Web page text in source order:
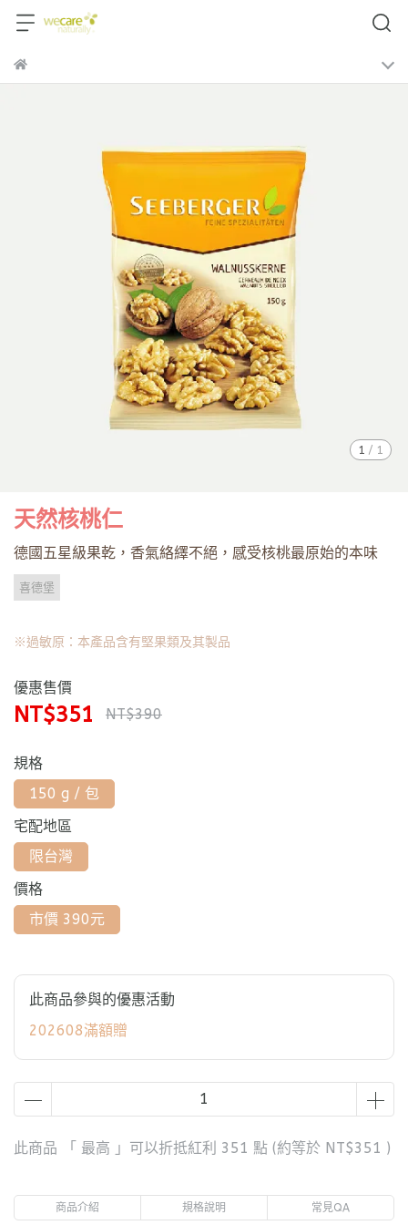
1 / 1
天然核桃仁
德國五星級果乾，香氣絡繹不絕，感受核桃最原始的本味
喜德堡
※過敏原：本產品含有堅果類及其製品
優惠售價
NT$351 NT$390
規格
150 g / 包
宅配地區
限台灣
價格
市價 390元
此商品參與的優惠活動
202608滿額贈
此商品 「 最高 」可以折抵紅利 351 點 (約等於 NT$351 )
商品介紹 規格說明 常見QA